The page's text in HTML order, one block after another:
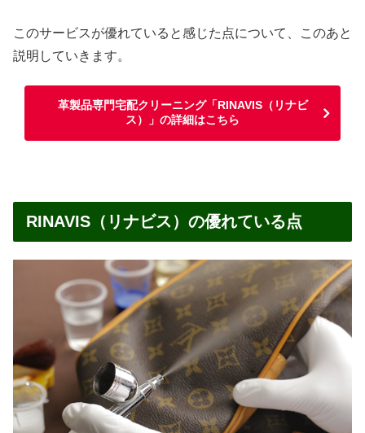
このサービスが優れていると感じた点について、このあと
説明していきます。
革製品専門宅配クリーニング「RINAVIS（リナビ
ス）」の詳細はこちら
RINAVIS（リナビス）の優れている点